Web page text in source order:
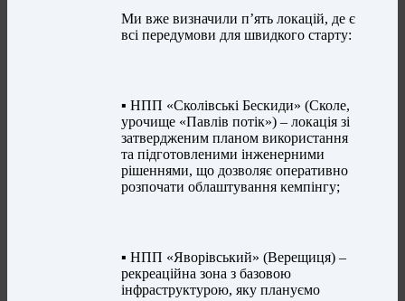
Ми вже визначили п’ять локацій, де є
всі передумови для швидкого старту:
▪️ НПП «Сколівські Бескиди» (Сколе,
урочище «Павлів потік») – локація зі
затвердженим планом використання
та підготовленими інженерними
рішеннями, що дозволяє оперативно
розпочати облаштування кемпінгу;
▪️ НПП «Яворівський» (Верещиця) –
рекреаційна зона з базовою
інфраструктурою, яку плануємо